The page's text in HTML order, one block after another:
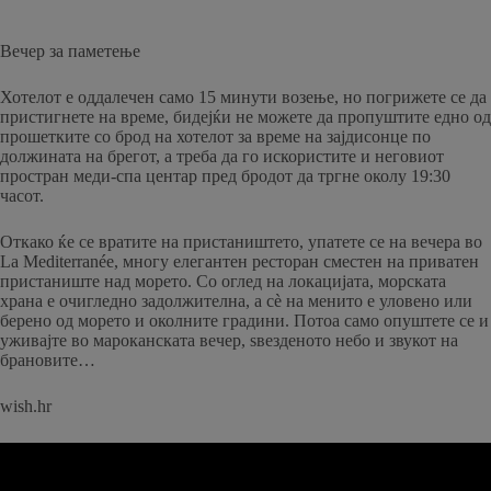
Вечер за паметење
Хотелот е оддалечен само 15 минути возење, но погрижете се да
пристигнете на време, бидејќи не можете да пропуштите едно од
прошетките со брод на хотелот за време на зајдисонце по
должината на брегот, а треба да го искористите и неговиот
простран меди-спа центар пред бродот да тргне околу 19:30
часот.
Откако ќе се вратите на пристаништето, упатете се на вечера во
La Mediterranée, многу елегантен ресторан сместен на приватен
пристаниште над морето. Со оглед на локацијата, морската
храна е очигледно задолжителна, а сè на менито е уловено или
берено од морето и околните градини. Потоа само опуштете се и
уживајте во мароканската вечер, ѕвезденото небо и звукот на
брановите…
wish.hr